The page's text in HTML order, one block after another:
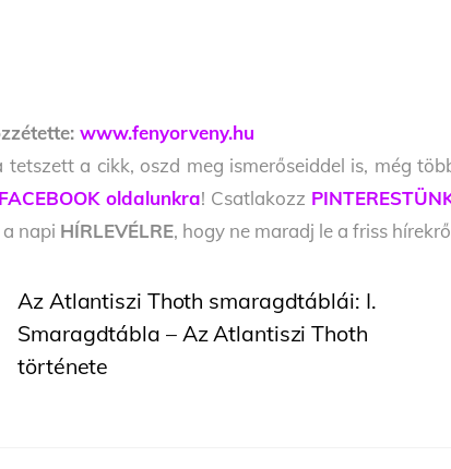
www.fenyorveny.hu
tetszett a cikk, oszd meg ismerőseiddel is, még
oldalunkra! Csatlakozz
napi HÍRLEVÉLRE, hogy ne maradj le a friss
Az Atlantiszi Thoth smaragdtáblái: I.
Smaragdtábla – Az Atlantiszi Thoth
története